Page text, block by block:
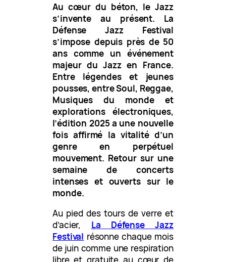
Au cœur du béton, le Jazz
s’invente au présent. La
Défense Jazz Festival
s’impose depuis près de 50
ans comme un événement
majeur du Jazz en France.
Entre légendes et jeunes
pousses, entre Soul, Reggae,
Musiques du monde et
explorations électroniques,
l’édition 2025 a une nouvelle
fois affirmé la vitalité d’un
genre en perpétuel
mouvement. Retour sur une
semaine de concerts
intenses et ouverts sur le
monde.
Au pied des tours de verre et
d’acier, La Défense Jazz
Festival résonne chaque mois
de juin comme une respiration
libre et gratuite au cœur de